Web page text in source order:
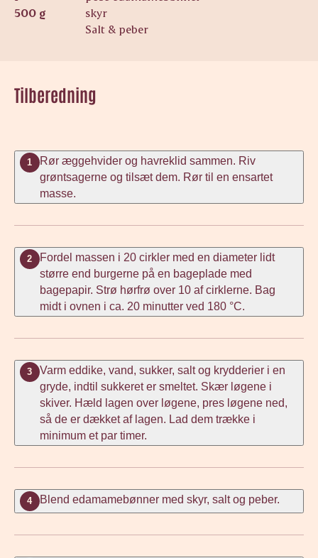
500 g
skyr
Salt & peber
Tilberedning
1
Rør æggehvider og havreklid sammen. Riv
grøntsagerne og tilsæt dem. Rør til en ensartet
masse.
2
Fordel massen i 20 cirkler med en diameter lidt
større end burgerne på en bageplade med
bagepapir. Strø hørfrø over 10 af cirklerne. Bag
midt i ovnen i ca. 20 minutter ved 180 °C.
3
Varm eddike, vand, sukker, salt og krydderier i en
gryde, indtil sukkeret er smeltet. Skær løgene i
skiver. Hæld lagen over løgene, pres løgene ned,
så de er dækket af lagen. Lad dem trække i
minimum et par timer.
4 Blend edamamebønner med skyr, salt og peber.